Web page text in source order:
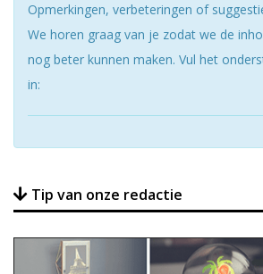
Opmerkingen, verbeteringen of
We horen graag van je zodat we de
nog beter kunnen maken. Vul het
in:
Tip van onze redactie